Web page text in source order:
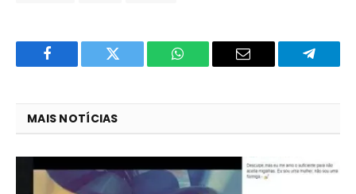
Facebook Twitter
O
do
E-
MAIS NOTÍCIAS